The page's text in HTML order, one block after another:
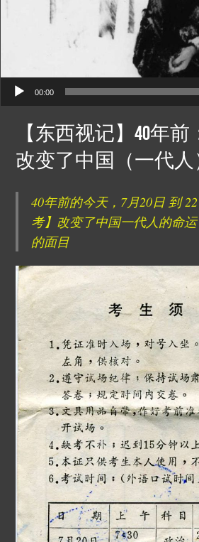
Audio Player
00:00
【东西视记】40年前
改变了中国（一代
40年前的今天，7月20日 到
考】改变了中国一代人的命
的面目